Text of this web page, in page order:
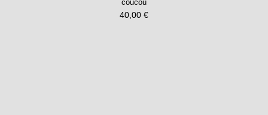
coucou
40,00 €